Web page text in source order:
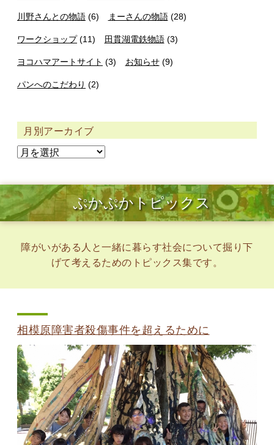
川野さんとの物語 (6) まーさんの物語(28)
ワークショップ(11) 田貫湖電鉄物語(3)
ヨコハマアートサイト (3) お知らせ(9)
パンへのこだわり (2)
月別アーカイブ
ぷかぷかトピックス
障がいがある人と一緒に暮らす社会について掘り下
げて考えるためのトピックス集です。
相模原障害者殺傷事件を超えるために